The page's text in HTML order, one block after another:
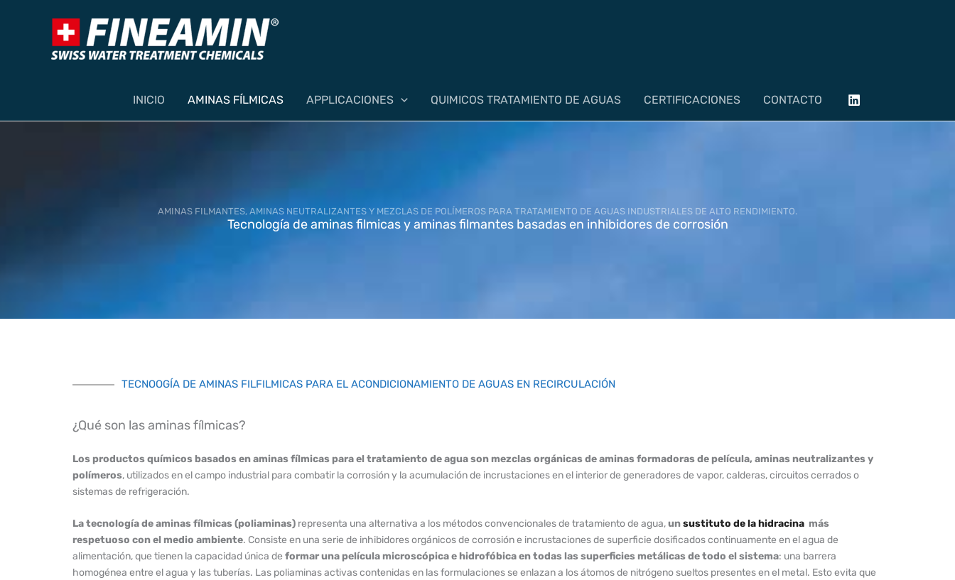
contenido
INICIO AMINAS FÍLMICAS APPLICACIONES QUIMICOS TRATAMIENTO DE AGUAS CERTIFICACIONES CONTACTO
AMINAS FILMANTES, AMINAS NEUTRALIZANTES Y MEZCLAS DE POLÍMEROS PARA TRATAMIENTO DE AGUAS INDUSTRIALES DE ALTO RENDIMIENTO.
Tecnología de aminas filmicas y aminas filmantes basadas en inhibidores de corrosión
TECNOOGÍA DE AMINAS FILFILMICAS PARA EL ACONDICIONAMIENTO DE AGUAS EN RECIRCULACIÓN
¿Qué son las aminas fílmicas?
Los productos químicos basados ​​en aminas fílmicas para el tratamiento de agua son mezclas orgánicas de aminas formadoras de película, aminas neutralizantes y
polímeros, utilizados en el campo industrial para combatir la corrosión y la acumulación de incrustaciones en el interior de generadores de vapor, calderas, circuitos cerrados o
sistemas de refrigeración.
La tecnología de aminas fílmicas (poliaminas) representa una alternativa a los métodos convencionales de tratamiento de agua,unsustituto de la hidracina más
respetuoso con el medio ambiente. Consiste en una serie de inhibidores orgánicos de corrosión e incrustaciones de superficie dosificados continuamente en el agua de
alimentación, que tienen la capacidad única de formar una película microscópica e hidrofóbica en todas las superficies metálicas de todo el sistema: una barrera
homogénea entre el agua y las tuberías. Las poliaminas activas contenidas en las formulaciones se enlazan a los átomos de nitrógeno sueltos presentes en el metal. Esto evita que